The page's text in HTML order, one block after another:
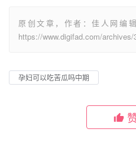
原创文章，作者：佳人网编
https://www.digifad.com/archives/
孕妇可以吃苦瓜吗中期